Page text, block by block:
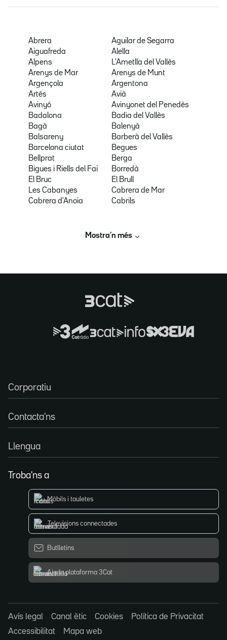
Abrera
Aguilar de Segarra
Aiguafreda
Alella
Alpens
L'Ametlla del Vallès
Arenys de Mar
Arenys de Munt
Argençola
Argentona
Artés
Avià
Avinyó
Avinyonet del Penedès
Badalona
Badia del Vallès
Bagà
Balenyà
Balsareny
Barberà del Vallès
Barcelona ciutat
Begues
Bellprat
Berga
Bigues i Riells del Fai
Borredà
El Bruc
El Brull
Les Cabanyes
Cabrera de Mar
Cabrera d'Anoia
Cabrils
Mostra’n més
Corporatiu
Contacta'ns
Llengua
Troba'ns a
Mòbils i tauletes
Televisions connectades
Butlletins
Ajuda plataforma 3Cat
Avís legal Canal ètic Cookies
Política de Privacitat
Accessibilitat
Mapa web